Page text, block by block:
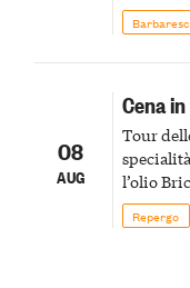
08
AUG
Cena
Tour
l’olio
Repergo